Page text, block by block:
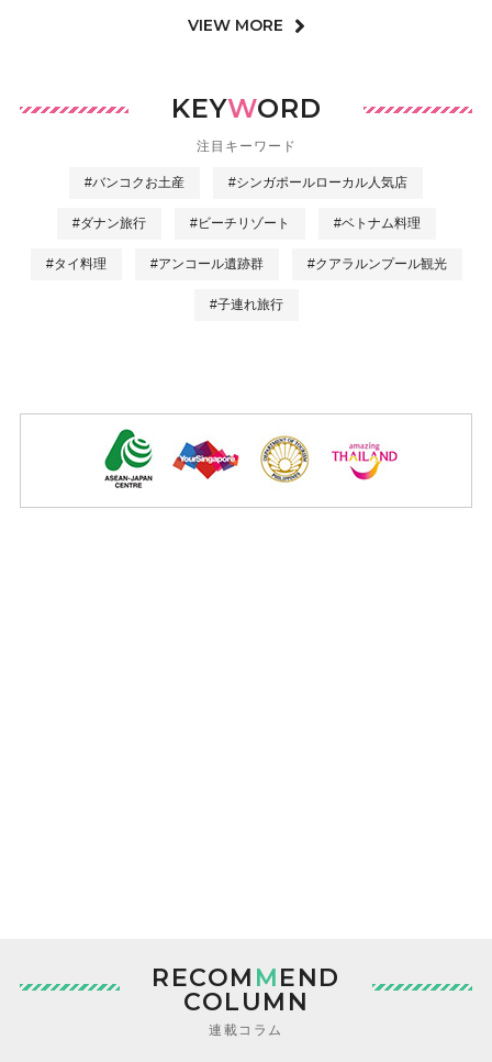
VIEW MORE
KEYWORD
注目キーワード
#バンコクお土産 #シンガポールローカル人気店
#ダナン旅行 #ビーチリゾート #ベトナム料理
#タイ料理 #アンコール遺跡群 #クアラルンプール観光
#子連れ旅行
RECOM MEND
COLUMN
連載コラム